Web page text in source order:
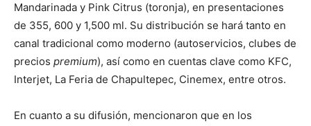
Mandarinada y Pink Citrus (toronja), en presentaciones
de 355, 600 y 1,500 ml. Su distribución se hará tanto en
canal tradicional como moderno (autoservicios, clubes de
precios premium), así como en cuentas clave como KFC,
Interjet, La Feria de Chapultepec, Cinemex, entre otros.
En cuanto a su difusión, mencionaron que en los